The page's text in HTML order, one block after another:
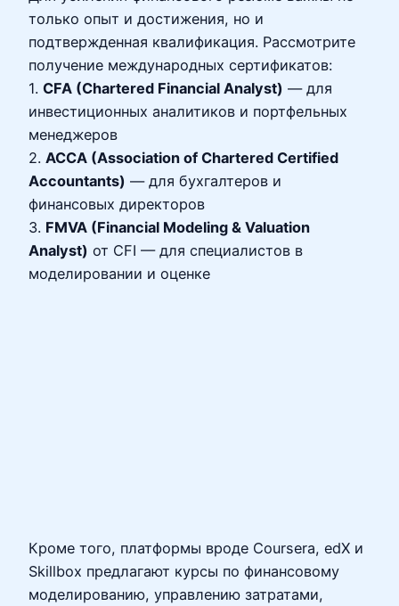
только опыт и достижения, но и
подтвержденная квалификация. Рассмотрите
получение международных сертификатов:
1. CFA (Chartered Financial Analyst) — для
инвестиционных аналитиков и портфельных
менеджеров
2. ACCA (Association of Chartered Certified
Accountants) — для бухгалтеров и
финансовых директоров
3. FMVA (Financial Modeling & Valuation
Analyst) от CFI — для специалистов в
моделировании и оценке
Кроме того, платформы вроде Coursera, edX и
Skillbox предлагают курсы по финансовому
моделированию, управлению затратами,